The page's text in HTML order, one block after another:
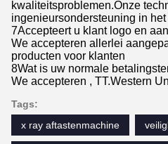
kwaliteitsproblemen.Onze
ingenieursondersteuning in
7Accepteert u klant logo en
We accepteren allerlei
producten voor klanten
8Wat is uw normale
We accepteren , TT.Western
Tags:
x ray aftastenmachine